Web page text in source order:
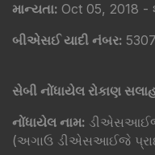
માન્યતા: Oct 05, 2018 -
બીએસઈ યાદી નંબર: 5307
સેબી નોંધાયેલ રોકાણ
નોંધાયેલ નામ: ડીએસઆઈજે
(અગાઉ ડીએસઆઈજે